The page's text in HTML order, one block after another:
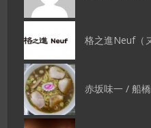
格之進Neuf（
赤坂味一 / 船橋